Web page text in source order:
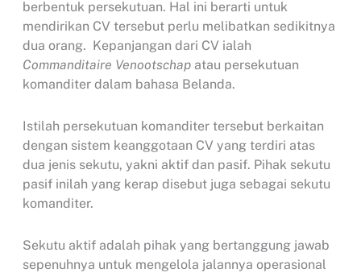
berbentuk persekutuan. Hal ini berarti untuk
mendirikan CV tersebut perlu melibatkan sedikitnya
dua orang. Kepanjangan dari CV ialah
Commanditaire Venootschap atau persekutuan
komanditer dalam bahasa Belanda.
Istilah persekutuan komanditer tersebut berkaitan
dengan sistem keanggotaan CV yang terdiri atas
dua jenis sekutu, yakni aktif dan pasif. Pihak sekutu
pasif inilah yang kerap disebut juga sebagai sekutu
komanditer.
Sekutu aktif adalah pihak yang bertanggung jawab
sepenuhnya untuk mengelola jalannya operasional